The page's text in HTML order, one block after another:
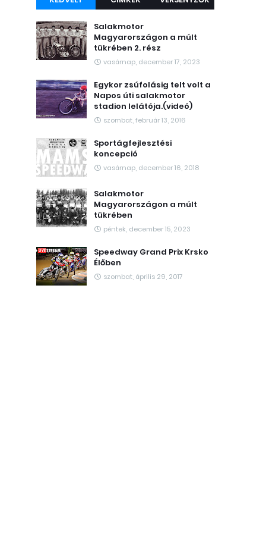
Salakmotor
Magyarországon a múlt
tükrében 2. rész
vasárnap, december 17, 2023
Egykor zsúfolásig telt volt a
Napos úti salakmotor
stadion lelátója.(videó)
szombat, február 13, 2016
Sportágfejlesztési
koncepció
vasárnap, december 16, 2018
Salakmotor
Magyarországon a múlt
tükrében
péntek, december 15, 2023
Speedway Grand Prix Krsko
Élőben
szombat, április 29, 2017